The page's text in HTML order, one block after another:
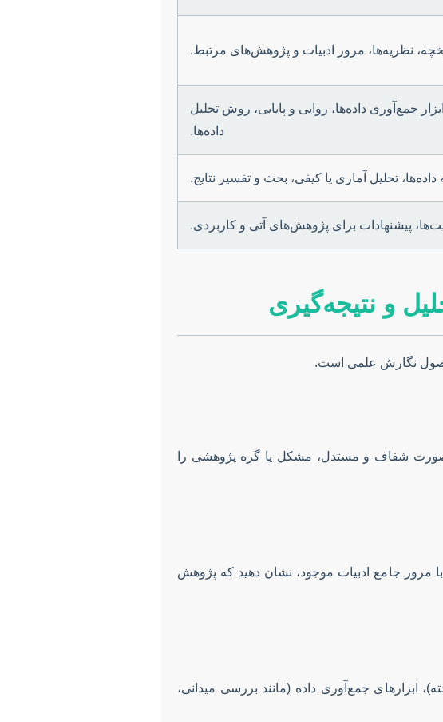
نظریه‌ها، مرور ادبیات و پژوهش‌های مرتبط.
جمع‌آوری داده‌ها، روایی و پایایی، روش تحلیل
داده‌ها.
داده‌ها، تحلیل آماری یا کیفی، بحث و تفسیر نتایج.
پیشنهادات برای پژوهش‌های آتی و کاربردی.
و نتیجه‌گیری
اصول نگارش علمی است.
صورت شفاف و مستدل، مشکل یا گره پژوهشی را
مرور جامع ادبیات موجود، نشان دهید که پژوهش
جمع‌آوری داده (مانند بررسی میدانی،